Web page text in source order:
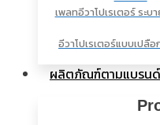
เพลทอีวาโปเรเตอร์ ระบ
อีวาโปเรเตอร์แบบเปลือ
ผลิตภัณฑ์ตามแบรนด์